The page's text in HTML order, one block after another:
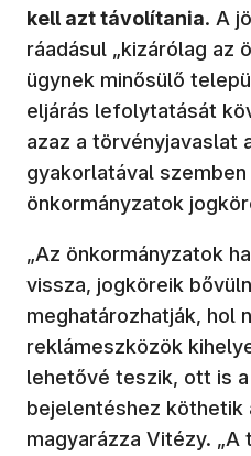
kell azt távolítania. A
ráadásul „kizárólag az
ügynek minősülő
eljárás lefolytatását
azaz a törvényjavaslat
gyakorlatával szemben
önkormányzatok
„Az önkormányzatok
vissza, jogköreik
meghatározhatják, hol
reklámeszközök
lehetővé teszik, ott is
bejelentéshez köthetik
magyarázza Vitézy.